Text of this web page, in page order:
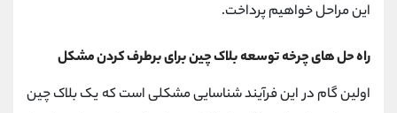
این مراحل خواهیم پرداخت.
راه حل های چرخه توسعه بلاک چین برای برطرف کردن مشکل
اولین گام در این فرآیند شناسایی مشکلی است که یک بلاک چین